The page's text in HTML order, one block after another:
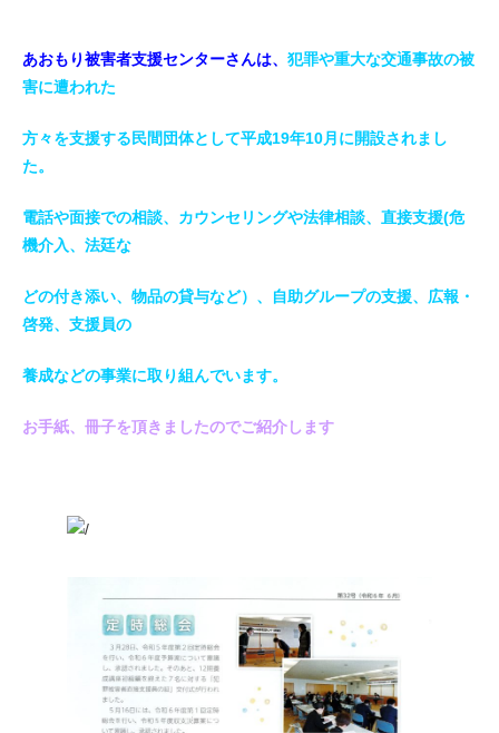
あおもり被害者支援センターさんは、 犯罪や重大な交通事故の被
害に遭われた
方々を支援する民間団体として平成19年10月に開設されまし
た。
電話や面接での相談、カウンセリングや法律相談、直接支援(危
機介入、法廷な
どの付き添い、物品の貸与など）、自助グループの支援、広報・
啓発、支援員の
養成などの事業に取り組んでいます。
お手紙、冊子を頂きましたのでご紹介します